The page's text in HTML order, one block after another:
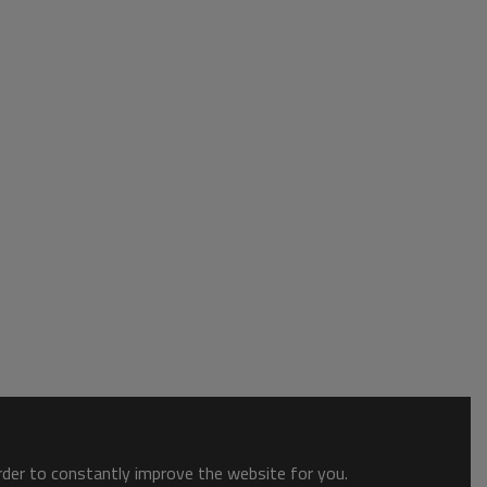
to constantly improve the website for you.